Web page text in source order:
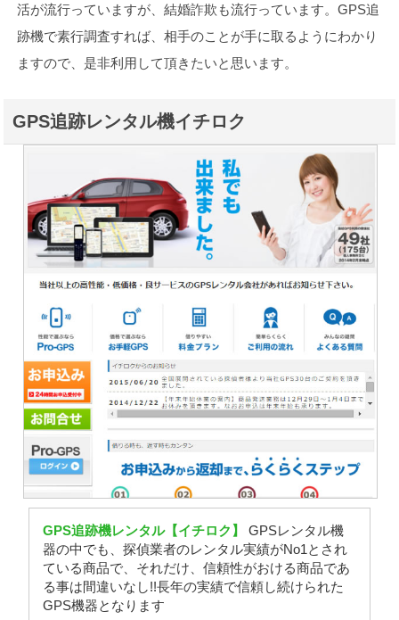
活が流行っていますが、結婚詐欺も流行っています。GPS追
跡機で素行調査すれば、相手のことが手に取るようにわかり
ますので、是非利用して頂きたいと思います。
GPS追跡レンタル機イチロク
GPS追跡機レンタル【イチロク】
GPSレンタル機
器の中でも、探偵業者のレンタル実績がNo1とされ
ている商品で、それだけ、信頼性がおける商品であ
る事は間違いなし!!長年の実績で信頼し続けられた
GPS機器となります